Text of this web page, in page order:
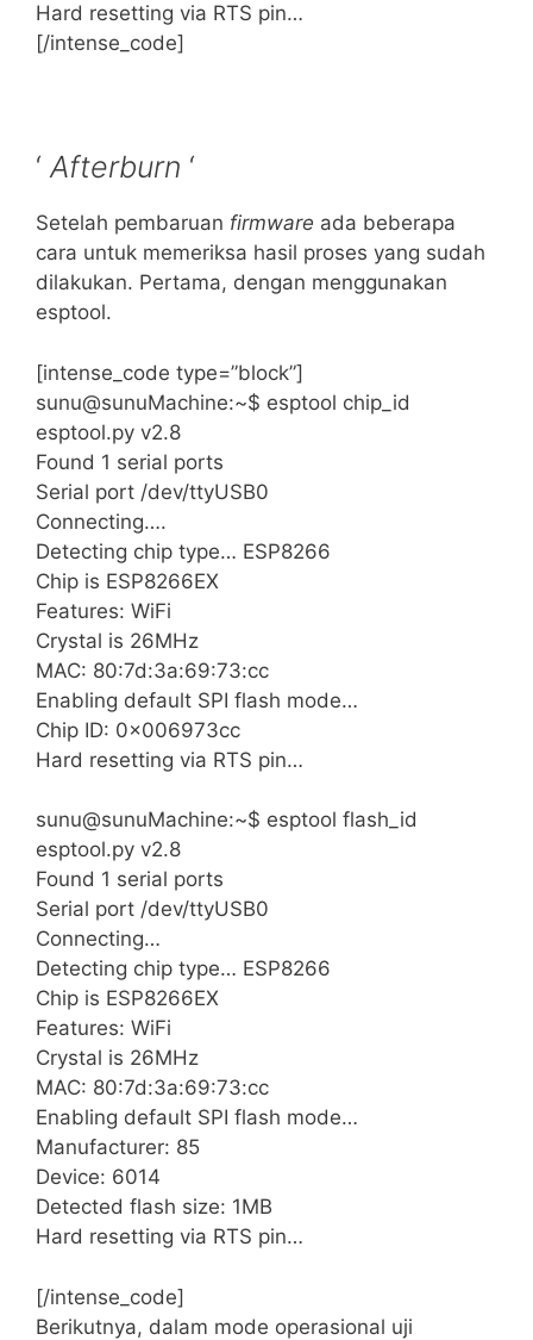
Hard resetting via RTS pin…
[/intense_code]
‘Afterburn ‘
Setelah pembaruan firmware ada beberapa
cara untuk memeriksa hasil proses yang sudah
dilakukan. Pertama, dengan menggunakan
esptool.
[intense_code type=”block”]
sunu@sunuMachine:~$ esptool chip_id
esptool.py v2.8
Found 1 serial ports
Serial port /dev/ttyUSB0
Connecting….
Detecting chip type… ESP8266
Chip is ESP8266EX
Features: WiFi
Crystal is 26MHz
MAC: 80:7d:3a:69:73:cc
Enabling default SPI flash mode…
Chip ID: 0x006973cc
Hard resetting via RTS pin…
sunu@sunuMachine:~$ esptool flash_id
esptool.py v2.8
Found 1 serial ports
Serial port /dev/ttyUSB0
Connecting…
Detecting chip type… ESP8266
Chip is ESP8266EX
Features: WiFi
Crystal is 26MHz
MAC: 80:7d:3a:69:73:cc
Enabling default SPI flash mode…
Manufacturer: 85
Device: 6014
Detected flash size: 1MB
Hard resetting via RTS pin…
[/intense_code]
Berikutnya, dalam mode operasional uji